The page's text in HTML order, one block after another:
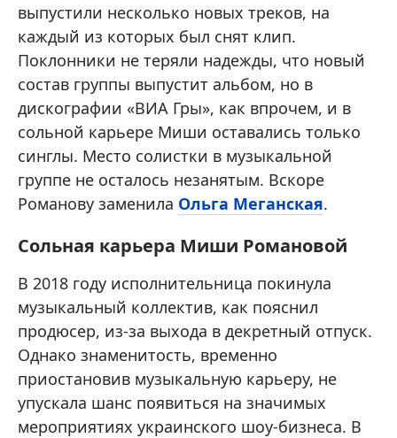
выпустили несколько новых треков, на
каждый из которых был снят клип.
Поклонники не теряли надежды, что новый
состав группы выпустит альбом, но в
дискографии «ВИА Гры», как впрочем, и в
сольной карьере Миши оставались только
синглы. Место солистки в музыкальной
группе не осталось незанятым. Вскоре
Романову заменила Ольга Меганская.
Сольная карьера Миши Романовой
В 2018 году исполнительница покинула
музыкальный коллектив, как пояснил
продюсер, из-за выхода в декретный отпуск.
Однако знаменитость, временно
приостановив музыкальную карьеру, не
упускала шанс появиться на значимых
мероприятиях украинского шоу-бизнеса. В